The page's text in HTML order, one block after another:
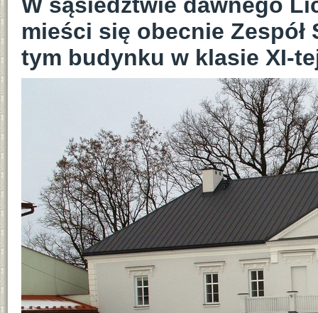
mieści się obecnie Zespół
tym budynku w klasie XI-